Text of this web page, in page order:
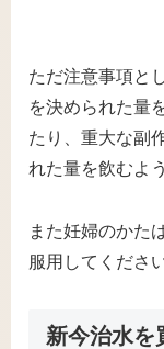
ただ注意事項と
を決められた量
たり、重大な副
れた量を飲むよ
また妊婦のかた
服用してください
新今治水を